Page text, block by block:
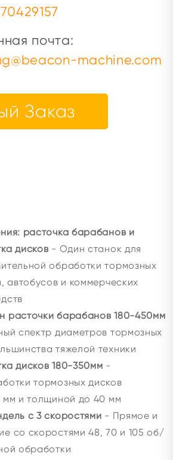
почта:
machine.com
Заказ
расточка барабанов и
дисков - Один станок для
обработки тормозных
автобусов и коммерческих
расточки барабанов 180-450мм
спектр диаметров тормозных
тяжелой техники
дисков 180-350мм -
тормозных дисков
и толщиной до 40 мм
с 3 скоростями - Прямое и
со скоростями 48, 70 и 105 об/
обработки